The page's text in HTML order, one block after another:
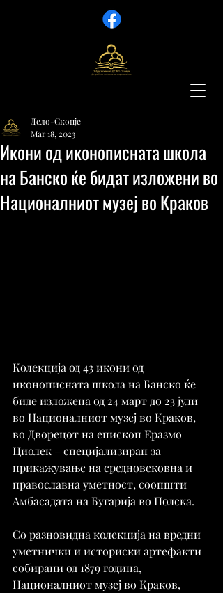
Икони од иконописната школа
на Банско ќе бидат изложени во
Националниот музеј во Краков
Дело-Скопје
Mar 18, 2023
Колекција од 43 икони од
иконописната школа на Банско ќе
биде изложена од 24 март до 23 јули
во Националниот музеј во Краков,
во Дворецот на епископ Еразмо
Циолек – специјализиран за
прикажување на средновековна и
православна уметност, соопшти
Амбасадата на Бугарија во Полска.
Со разновидна колекција на вредни
уметнички и историски артефакти
собирани од 1879 година,
Националниот музеј во Краков,